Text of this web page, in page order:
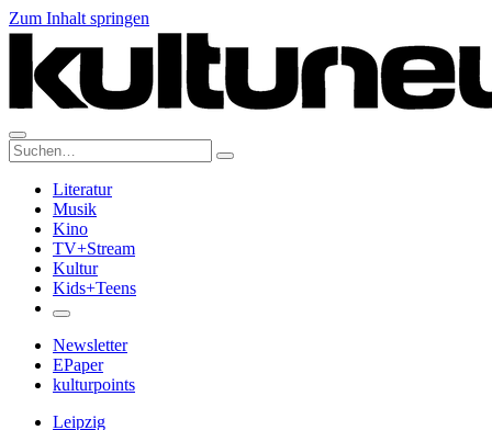
Zum Inhalt springen
Suche:
Literatur
Musik
Kino
TV+Stream
Kultur
Kids+Teens
Newsletter
EPaper
kulturpoints
Leipzig